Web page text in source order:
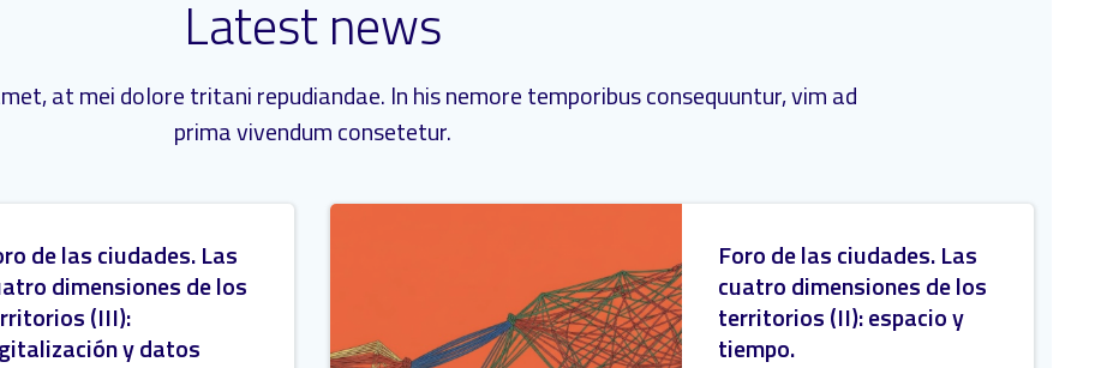
Latest news
at mei dolore tritani repudiandae. In his nemore temporibus consequuntur, vim ad
prima vivendum consetetur.
de las ciudades. Las
dimensiones de los
(III):
y datos
Foro de las ciudades. Las
cuatro dimensiones de los
territorios (II): espacio y
tiempo.